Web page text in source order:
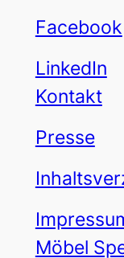
Facebook
LinkedIn
Kontakt
Presse
Möbel